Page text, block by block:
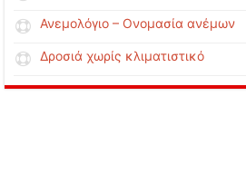
Ανεμολόγιο – Ονομασία ανέμων
Δροσιά χωρίς κλιματιστικό